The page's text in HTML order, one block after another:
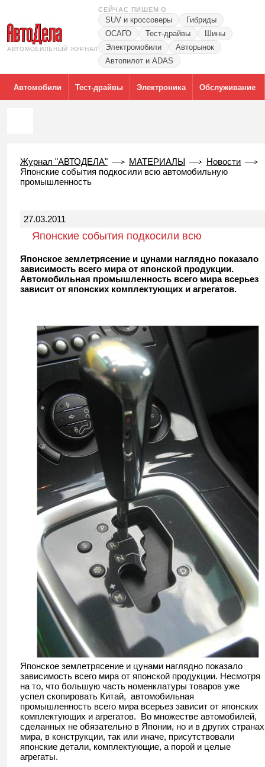
АВТОМОБИЛЬНЫЙ ЖУРНАЛ
СЕЙЧАС ПИШЕМ О
SUV и кроссоверы
Гибриды
ОСАГО
Тест-драйвы
Шины
Электромобили
Авторынок
Автопилот и ADAS
Автомобили Тест-драйвы Электроника Обслуживание
Журнал "АВТОДЕЛА" МАТЕРИАЛЫ
Новости
Японские события подкосили всю автомобильную
промышленность
27.03.2011
Японские события подкосили всю
Японское землетрясение и цунами наглядно показало
зависимость всего мира от японской продукции.
Автомобильная промышленность всего мира всерьез
зависит от японских комплектующих и агрегатов.
Японское землетрясение и цунами наглядно показало
зависимость всего мира от японской продукции. Несмотря
на то, что большую часть номенклатуры товаров уже
успел скопировать Китай, автомобильная
промышленность всего мира всерьез зависит от японских
комплектующих и агрегатов. Во множестве автомобилей,
сделанных не обязательно в Японии, но и в других странах
мира, в конструкции, так или иначе, присутствовали
японские детали, комплектующие, а порой и целые
агрегаты.